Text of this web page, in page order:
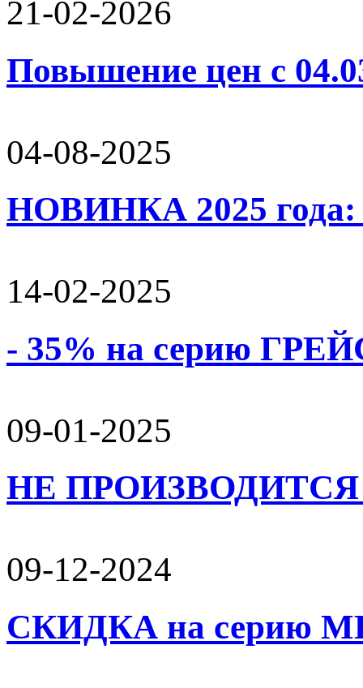
21-02-2026
Повышение цен с
04-08-2025
НОВИНКА 2025
14-02-2025
- 35% на серию
09-01-2025
НЕ
09-12-2024
СКИДКА на серию